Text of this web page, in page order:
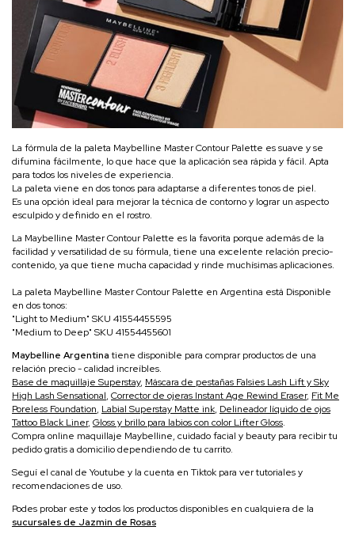
La fórmula de la paleta Maybelline Master Contour Palette es suave y se
difumina fácilmente, lo que hace que la aplicación sea rápida y fácil. Apta
para todos los niveles de experiencia.
La paleta viene en dos tonos para adaptarse a diferentes tonos de piel.
Es una opción ideal para mejorar la técnica de contorno y lograr un aspecto
esculpido y definido en el rostro.
La Maybelline Master Contour Palette es la favorita porque además de la
facilidad y versatilidad de su fórmula, tiene una excelente relación precio-
contenido, ya que tiene mucha capacidad y rinde muchísimas aplicaciones.
La paleta Maybelline Master Contour Palette en Argentina está Disponible
en dos tonos:
"Light to Medium" SKU 41554455595
"Medium to Deep" SKU 41554455601
Maybelline Argentinatiene disponible para comprar productos de una
relación precio - calidad increíbles.
Base de maquillaje Superstay, Máscara de pestañas Falsies Lash LiftySky
High Lash Sensational, Corrector de ojeras Instant Age Rewind Eraser, Fit Me
Poreless Foundation, Labial Superstay Matte ink, Delineador líquido de ojos
Tattoo Black Liner, Gloss y brillo para labios con color Lifter Gloss.
Compra online maquillaje Maybelline, cuidado facial y beauty para recibir tu
pedido gratis a domicilio dependiendo de tu carrito.
Seguí el canal de Youtube y la cuenta en Tiktok para ver tutoriales y
recomendaciones de uso.
Podes probar este y todos los productos disponibles en cualquiera de la
sucursales de Jazmin de Rosas